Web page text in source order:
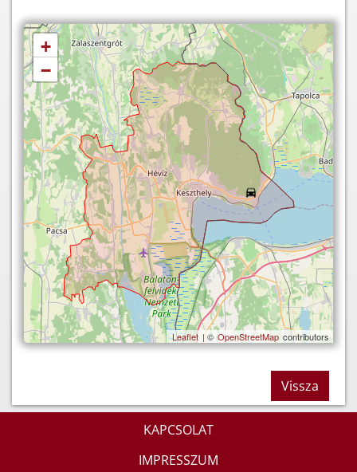
+
−
Leaflet | © OpenStreetMap contributors
Vissza
KAPCSOLAT
IMPRESSZUM